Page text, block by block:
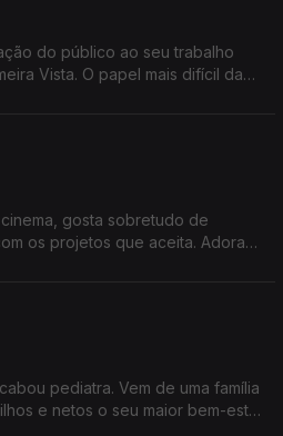
do público ao seu trabalho
Vista. O papel mais difícil da
gosta sobretudo de
os projetos que aceita. Adora
pediatra. Vem de uma família
e netos o seu maior bem-estar.